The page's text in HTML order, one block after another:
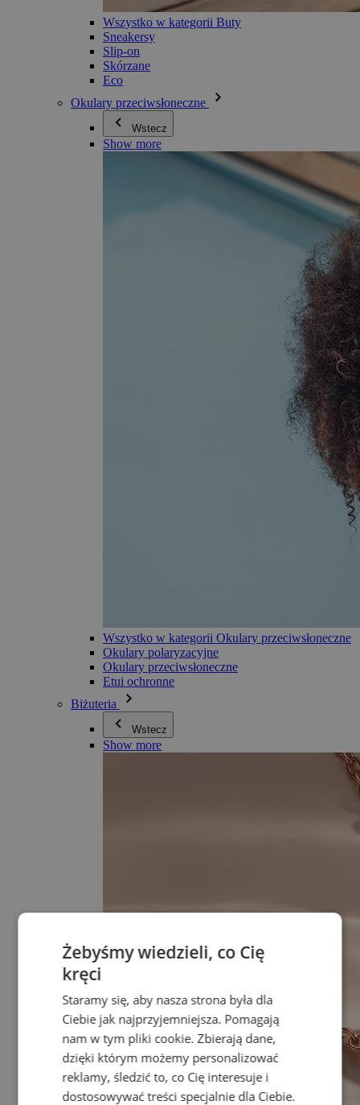
Wszystko w kategorii Buty
Sneakersy
Slip-on
Skórzane
Eco
Okulary przeciwsłoneczne
Wstecz
Show more
Wszystko w kategorii Okulary przeciwsłoneczne
Okulary polaryzacyjne
Okulary przeciwsłoneczne
Etui ochronne
Biżuteria
Wstecz
Show more
Żebyśmy wiedzieli, co Cię
kręci
Staramy się, aby nasza strona była dla
Ciebie jak najprzyjemniejsza. Pomagają
nam w tym pliki cookie. Zbierają dane,
dzięki którym możemy personalizować
reklamy, śledzić to, co Cię interesuje i
dostosowywać treści specjalnie dla Ciebie.